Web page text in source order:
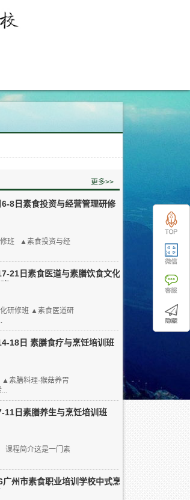
更多>>
6-8日素食投资与经营管理研修
修班 ▲素食投资与经
21日素食医道与素膳饮食文化
研修班 ▲素食医道研
18日 素膳食疗与烹饪培训班
素膳料理·猴菇养胃
11日素膳养生与烹饪培训班
课程简介这是一门素
广州市素食职业培训学校中式烹